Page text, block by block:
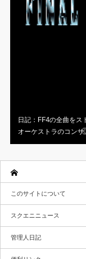
日記：FF4の全曲をス
オーケストラのコン
このサイトについて
スクエニニュース
管理人日記